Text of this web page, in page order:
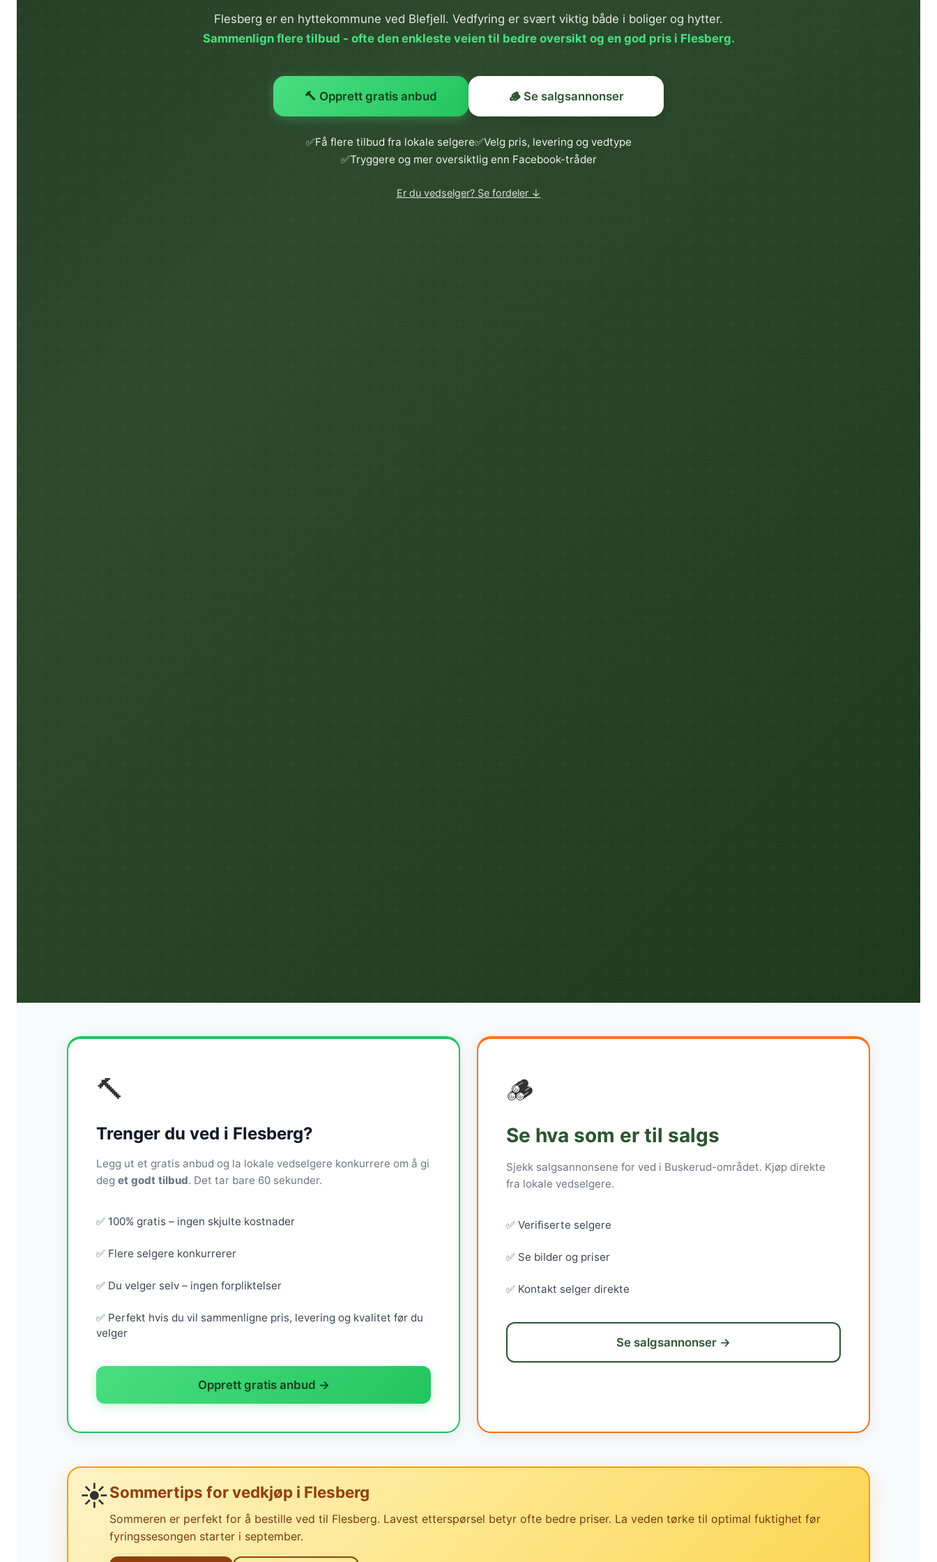
Flesberg er en hyttekommune ved Blefjell. Vedfyring er svært viktig både i boliger og hytter.
Sammenlign flere tilbud - ofte den enkleste veien til bedre oversikt og en god pris i Flesberg.
🔨 Opprett gratis anbud 🪵 Se salgsannonser
✅Få flere tilbud fra lokale selgere✅Velg pris, levering og vedtype
✅Tryggere og mer oversiktlig enn Facebook-tråder
Er du vedselger? Se fordeler ↓
🔨
Trenger du ved i Flesberg?
Legg ut et gratis anbud og la lokale vedselgere konkurrere om å gi
deg et godt tilbud. Det tar bare 60 sekunder.
✅ 100% gratis – ingen skjulte kostnader
✅ Flere selgere konkurrerer
✅ Du velger selv – ingen forpliktelser
✅ Perfekt hvis du vil sammenligne pris, levering og kvalitet før du
velger
Opprett gratis anbud →
🪵
Se hva som er til salgs
Sjekk salgsannonsene for ved i Buskerud-området. Kjøp direkte
fra lokale vedselgere.
✅ Verifiserte selgere
✅ Se bilder og priser
✅ Kontakt selger direkte
Se salgsannonser →
☀️Sommertips for vedkjøp i Flesberg
Sommeren er perfekt for å bestille ved til Flesberg. Lavest etterspørsel betyr ofte bedre priser. La veden tørke til optimal fuktighet før
fyringssesongen starter i september.